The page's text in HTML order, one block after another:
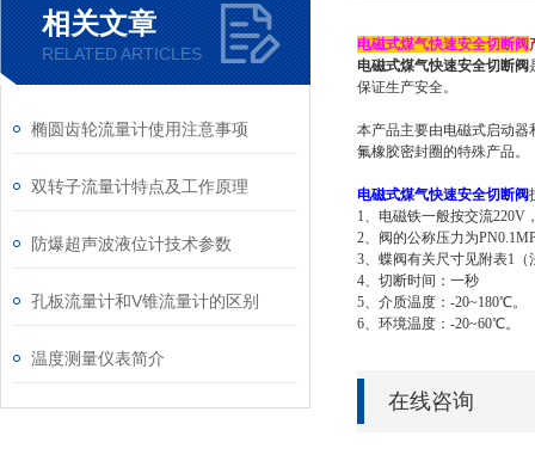
相关文章
RELATED ARTICLES
椭圆齿轮流量计使用注意事项
双转子流量计特点及工作原理
防爆超声波液位计技术参数
孔板流量计和V锥流量计的区别
温度测量仪表简介
电磁式煤气快速安全切断阀
电磁式煤气快速安全切断阀
保证生产安全。
本产品主要由电磁式启动
氟橡胶密封圈的特殊产品。
电磁式煤气快速安全切断阀
1、电磁铁一般按交流220V
2、阀的公称压力为
3、蝶阀有关尺寸见附表1（
4、切断时间：一秒
5、介质温度：-20~180℃。
6、环境温度：-20~60℃
在线咨询